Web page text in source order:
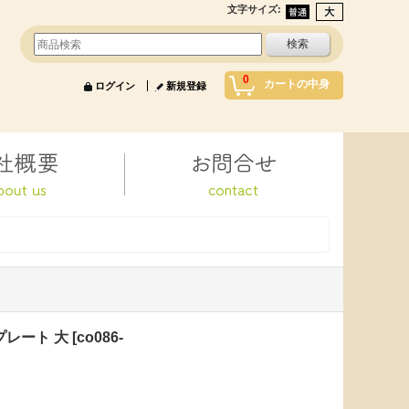
文字サイズ:
0 カートの中身
ログイン 新規登録
レート 大 [co086-